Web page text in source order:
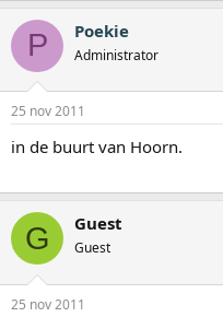
P Poekie
Administrator
25 nov 2011
in de buurt van Hoorn.
G Guest
Guest
25 nov 2011